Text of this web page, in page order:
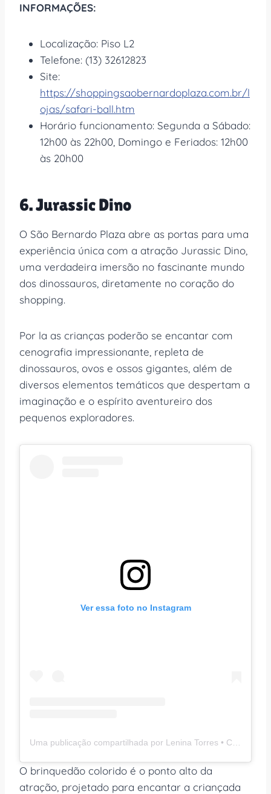
INFORMAÇÕES:
Localização: Piso L2
Telefone: (13) 32612823
Site:
https://shoppingsaobernardoplaza.com.br/l
ojas/safari-ball.htm
Horário funcionamento: Segunda a Sábado:
12h00 às 22h00, Domingo e Feriados: 12h00
às 20h00
6. Jurassic Dino
O São Bernardo Plaza abre as portas para uma
experiência única com a atração Jurassic Dino,
uma verdadeira imersão no fascinante mundo
dos dinossauros, diretamente no coração do
shopping.
Por la as crianças poderão se encantar com
cenografia impressionante, repleta de
dinossauros, ovos e ossos gigantes, além de
diversos elementos temáticos que despertam a
imaginação e o espírito aventureiro dos
pequenos exploradores.
Ver essa foto no Instagram
O brinquedão colorido é o ponto alto da
atração, projetado para encantar a criançada